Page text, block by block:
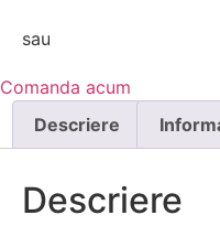
Chocolate
sau
Comanda acum
Descriere
Descriere